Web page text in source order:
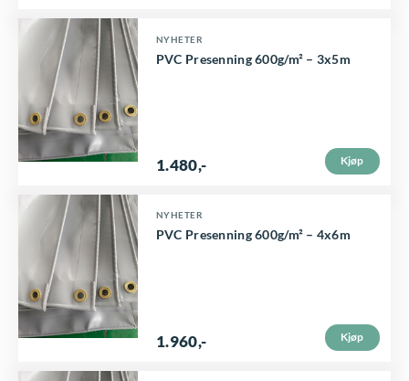
NYHETER
PVC Presenning 600g/m² – 3x5m
1.480,- Kjøp
NYHETER
PVC Presenning 600g/m² – 4x6m
1.960,- Kjøp